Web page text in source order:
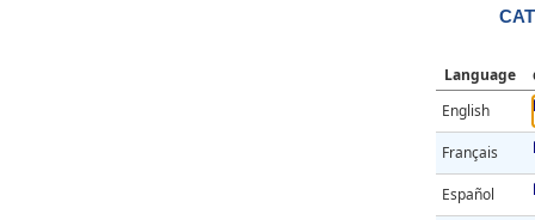
Language
English
Français
Español